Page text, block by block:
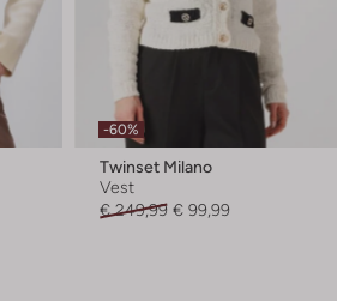
-60%
Twinset Milano
Vest
€ 249,99 € 99,99